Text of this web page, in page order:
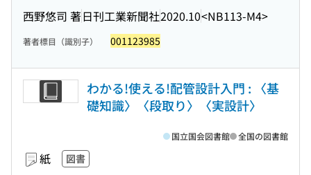
西野悠司 著日刊工業新聞社2020.10<NB113-M4>
著者標目（識別子） 001123985
わかる!使える!配管設計入門 : 〈基
礎知識〉〈段取り〉〈実設計〉
紙 図書
国立国会図書館 全国の図書館